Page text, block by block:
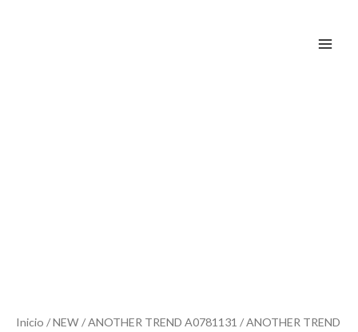
Inicio /NEW/ ANOTHER TREND A0781131 / ANOTHER TREND